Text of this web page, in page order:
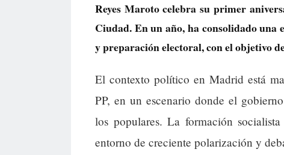
Reyes Maroto celebra su primer
Ciudad. En un año, ha consolidado
y preparación electoral, con el objetivo
El contexto político en Madrid está
PP, en un escenario donde el
los populares. La formación
entorno de creciente polarización y